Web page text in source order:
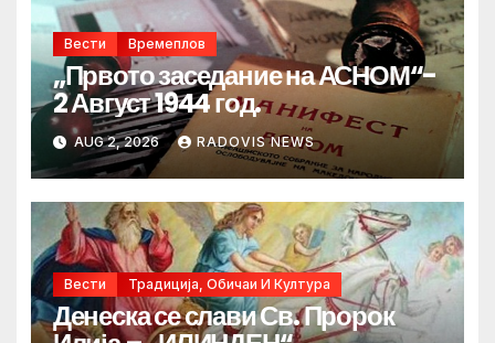
Вести Времеплов
„Првото заседание на АСНОМ“-
2 Август 1944 год.
AUG 2, 2026 RADOVIS NEWS
Вести Традиција, Обичаи И Култура
Денеска се слави Св. Пророк